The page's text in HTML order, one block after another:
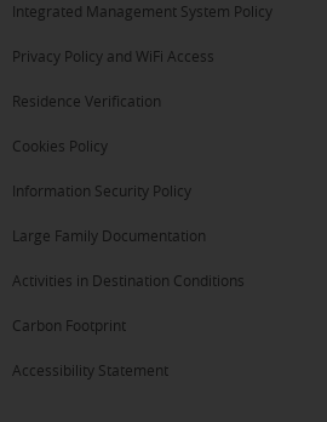
Integrated Management System Policy
Privacy Policy and WiFi Access
Residence Verification
Cookies Policy
Information Security Policy
Large Family Documentation
Activities in Destination Conditions
Carbon Footprint
Accessibility Statement